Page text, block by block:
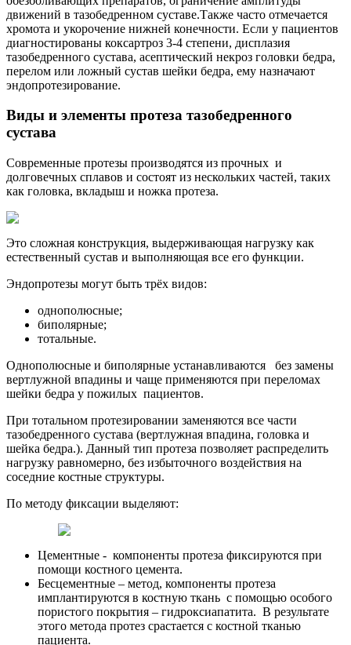
движений в тазобедренном суставе.Также часто отмечается
хромота и укорочение нижней конечности. Если у пациентов
диагностированы коксартроз 3-4 степени, дисплазия
тазобедренного сустава, асептический некроз головки бедра,
перелом или ложный сустав шейки бедра, ему назначают
эндопротезирование.
Виды и элементы протеза тазобедренного
сустава
Современные протезы производятся из прочных и
долговечных сплавов и состоят из нескольких частей, таких
как головка, вкладыш и ножка протеза.
Это сложная конструкция, выдерживающая нагрузку как
естественный сустав и выполняющая все его функции.
Эндопротезы могут быть трёх видов:
однополюсные;
биполярные;
тотальные.
Однополюсные и биполярные устанавливаются без замены
вертлужной впадины и чаще применяются при переломах
шейки бедра у пожилых пациентов.
При тотальном протезировании заменяются все части
тазобедренного сустава (вертлужная впадина, головка и
шейка бедра.). Данный тип протеза позволяет распределить
нагрузку равномерно, без избыточного воздействия на
соседние костные структуры.
По методу фиксации выделяют:
Цементные - компоненты протеза фиксируются при
помощи костного цемента.
Бесцементные – метод, компоненты протеза
имплантируются в костную ткань с помощью особого
пористого покрытия – гидроксиапатита. В результате
этого метода протез срастается с костной тканью
пациента.